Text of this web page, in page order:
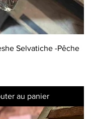
Selvatiche -Pêche
au panier